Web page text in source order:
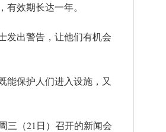
效期长达一年。
发出警告，让他们有机会
能保护人们进入设施，又
三（21日）召开的新闻会